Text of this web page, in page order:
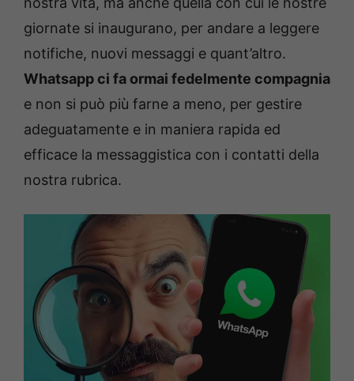
giornate si inaugurano, per andare a leggere
notifiche, nuovi messaggi e quant’altro.
Whatsapp ci fa ormai fedelmente compagnia
e non si può più farne a meno, per gestire
adeguatamente e in maniera rapida ed
efficace la messaggistica con i contatti della
nostra rubrica.